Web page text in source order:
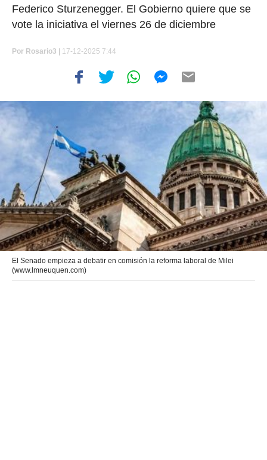
Federico Sturzenegger. El Gobierno quiere que se
vote la iniciativa el viernes 26 de diciembre
Por Rosario3 | 17-12-2025 7:44
El Senado empieza a debatir en comisión la reforma laboral de Milei
(www.lmneuquen.com)